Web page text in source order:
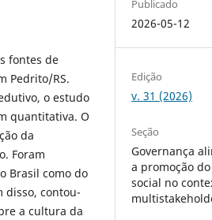
fontes de
Pedrito/RS.
o estudo
quantitativa. O
da
Foram
Brasil como do
disso, contou-
a cultura da
Publicado
2026-05-12
Edição
v. 31 (2026)
Seção
Governança
a promoção
social no